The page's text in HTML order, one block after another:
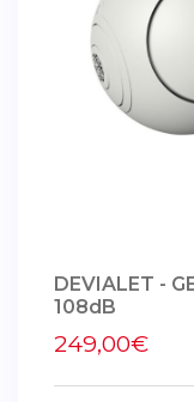
DEVIALET -
108dB
249,00€